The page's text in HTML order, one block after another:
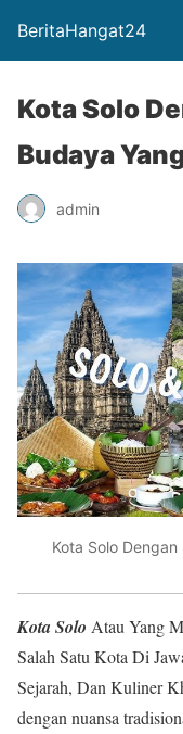
BeritaHangat24
Kota Solo
Budaya
admin
Kota Solo
Kota Solo Atau Yang
Salah Satu Kota Di
Sejarah, Dan Kuliner
dengan nuansa